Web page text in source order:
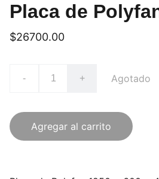
Placa de
$26700.00
- + Agotado
Agregar al carrito